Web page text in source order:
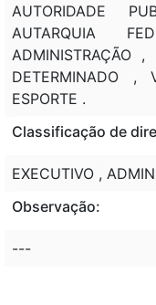
AUTORIDADE
AUTARQUIA
ADMINISTRAÇÃO
DETERMINADO ,
ESPORTE .
Classificação de
EXECUTIVO ,
Observação:
---